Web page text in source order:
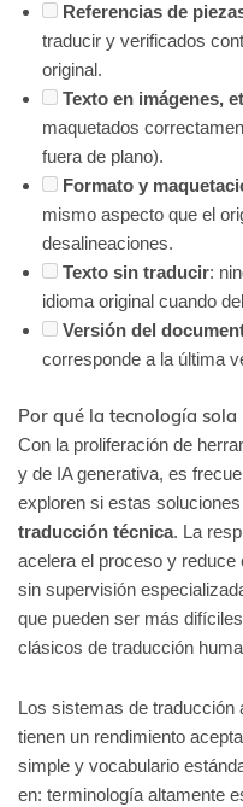
Referencias de
traducir y verificados
original.
Texto en imágenes,
maquetados
fuera de plano).
Formato y
mismo aspecto que el
desalineaciones.
Texto sin traducir:
idioma original cuando
Versión del
corresponde a la última
Por qué la tecnología
Con la proliferación de
y de IA generativa, es
exploren si estas
traducción técnica. La
acelera el proceso y
sin supervisión
que pueden ser más
clásicos de traducción
Los sistemas de traducción
tienen un rendimiento
simple y vocabulario
en: terminología altamente